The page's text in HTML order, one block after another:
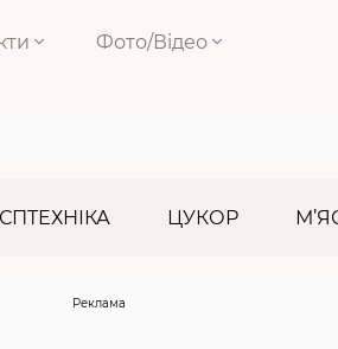
Фото/Відео
ЦУКОР
Реклама